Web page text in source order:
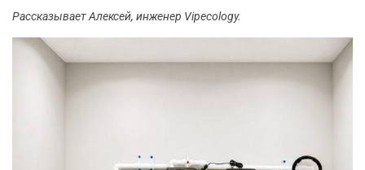
Рассказывает Алексей, инженер Vipecology.